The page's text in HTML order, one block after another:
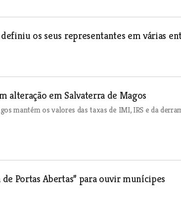
os seus representantes em várias
alteração em Salvaterra de Magos
mantém os valores das taxas de IMI, IRS e da
Portas Abertas” para ouvir munícipes